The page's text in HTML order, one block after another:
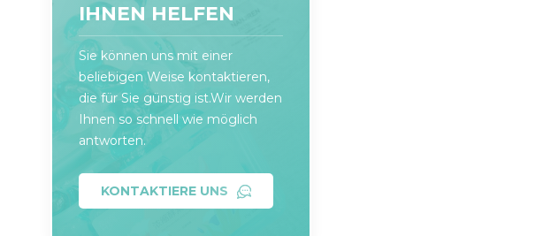
IHNEN HELFEN
Sie können uns mit einer
beliebigen Weise kontaktieren,
die für Sie günstig ist.Wir werden
Ihnen so schnell wie möglich
antworten.
KONTAKTIERE UNS